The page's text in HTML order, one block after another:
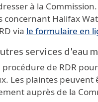
à la Commission.
concernant Halifax
via le formulaire en
services d'eau
de RDR
Les plaintes peuvent
auprès de la